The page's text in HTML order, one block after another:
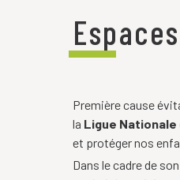
Première cause
la Ligue
et protéger nos
Dans le cadre de